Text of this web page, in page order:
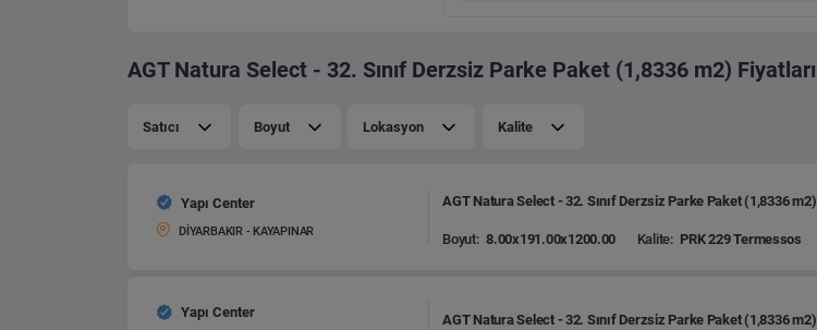
AGT Natura Select - 32. Sınıf Derzsiz Parke Paket (1,8336 m2) Fiyatları
Satıcı Boyut Lokasyon Kalite
Yapı Center
DİYARBAKIR - KAYAPINAR
AGT Natura Select - 32. Sınıf Derzsiz Parke Paket (1,8336 m2)
Boyut: 8.00x191.00x1200.00 Kalite: PRK 229 Termessos
Yapı Center
AGT Natura Select - 32. Sınıf Derzsiz Parke Paket (1,8336 m2)